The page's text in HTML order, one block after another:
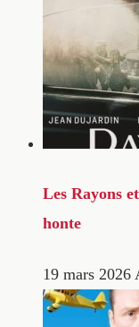
Les Rayons
honte
19 mars 2026